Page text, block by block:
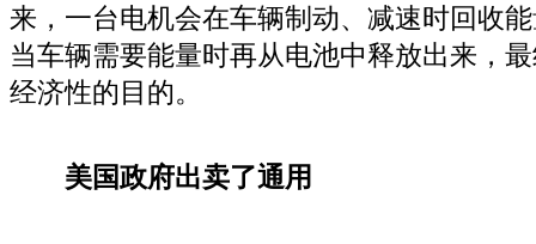
来，一台电机会在车辆制动、减速时回收
当车辆需要能量时再从电池中释放出来，
经济性的目的。
美国政府出卖了通用